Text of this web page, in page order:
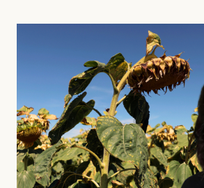
Jonas Lundström
Publicerad24 July, 2026
#23/2026
Jesper
är ganska
Jesper Lundby
Publicerad15 July, 2026
Uppdaterad15 July, 2026